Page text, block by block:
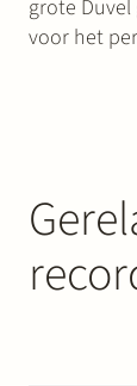
grote
voor het